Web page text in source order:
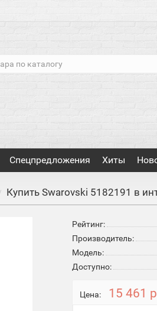
Спецпредложения Хиты
Купить Swarovski 5182191 в
Рейтинг:
Производитель:
Модель:
Доступно:
Цена: 15 461